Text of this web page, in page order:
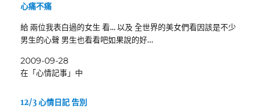
心痛不痛
給 兩位我表白過的女生 看... 以及 全世界的美女們看因該是不少
男生的心聲 男生也看看吧如果說的好…
2009-09-28
在「心情記事」中
12/3 心情日記 告別